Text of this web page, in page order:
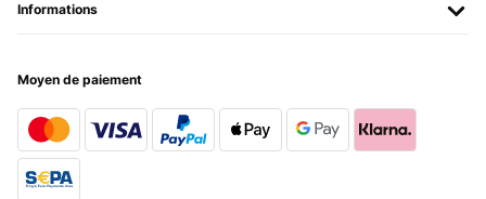
Informations
Moyen de paiement